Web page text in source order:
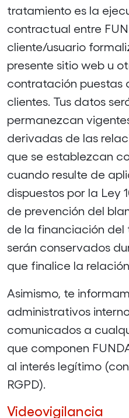
tratamiento es la
contractual entre
cliente/usuario
presente sitio web u
contratación puestas
clientes. Tus datos
permanezcan
derivadas de las
que se establezcan
cuando resulte de
dispuestos por la Ley
de prevención del
de la financiación del
serán conservados
que finalice la
Asimismo, te
administrativos
comunicados a
que componen
al interés legítimo
RGPD).
Videovigilancia